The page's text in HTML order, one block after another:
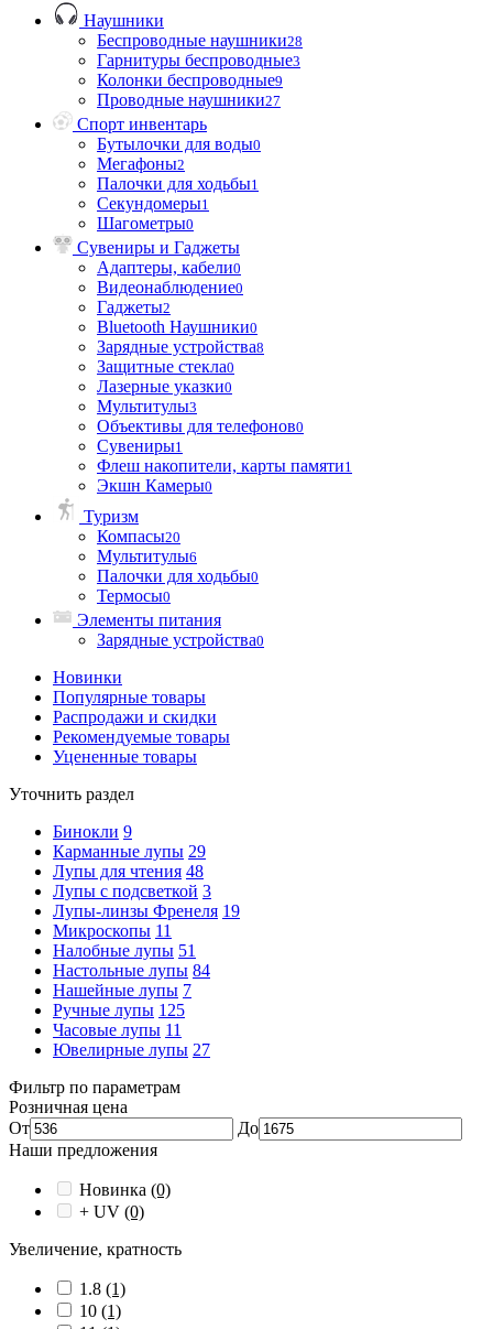
Наушники
Беспроводные наушники28
Гарнитуры беспроводные3
Колонки беспроводные9
Проводные наушники27
Спорт инвентарь
Бутылочки для воды0
Мегафоны2
Палочки для ходьбы1
Секундомеры1
Шагометры0
Сувениры и Гаджеты
Адаптеры, кабели0
Видеонаблюдение0
Гаджеты2
Bluetooth Наушники0
Зарядные устройства8
Защитные стекла0
Лазерные указки0
Мультитулы3
Объективы для телефонов0
Сувениры1
Флеш накопители, карты памяти1
Экшн Камеры0
Туризм
Компасы20
Мультитулы6
Палочки для ходьбы0
Термосы0
Элементы питания
Зарядные устройства0
Новинки
Популярные товары
Распродажи и скидки
Рекомендуемые товары
Уцененные товары
Уточнить раздел
Бинокли 9
Карманные лупы 29
Лупы для чтения 48
Лупы с подсветкой 3
Лупы-линзы Френеля 19
Микроскопы 11
Налобные лупы 51
Настольные лупы 84
Нашейные лупы 7
Ручные лупы 125
Часовые лупы 11
Ювелирные лупы 27
Фильтр по параметрам
Розничная цена
От
До
Наши предложения
Новинка (0)
+ UV (0)
Увеличение, кратность
1.8 (1)
10 (1)